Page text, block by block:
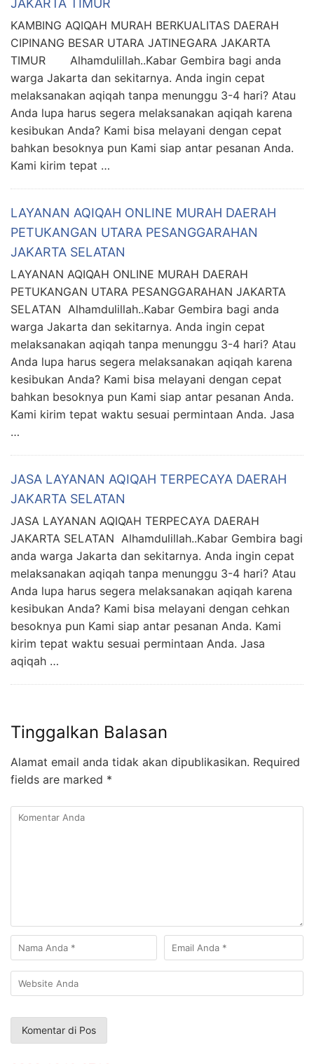
JAKARTA TIMUR
KAMBING AQIQAH MURAH BERKUALITAS DAERAH
CIPINANG BESAR UTARA JATINEGARA JAKARTA
TIMUR Alhamdulillah..Kabar Gembira bagi anda
warga Jakarta dan sekitarnya. Anda ingin cepat
melaksanakan aqiqah tanpa menunggu 3-4 hari? Atau
Anda lupa harus segera melaksanakan aqiqah karena
kesibukan Anda? Kami bisa melayani dengan cepat
bahkan besoknya pun Kami siap antar pesanan Anda.
Kami kirim tepat …
LAYANAN AQIQAH ONLINE MURAH DAERAH
PETUKANGAN UTARA PESANGGARAHAN
JAKARTA SELATAN
LAYANAN AQIQAH ONLINE MURAH DAERAH
PETUKANGAN UTARA PESANGGARAHAN JAKARTA
SELATAN Alhamdulillah..Kabar Gembira bagi anda
warga Jakarta dan sekitarnya. Anda ingin cepat
melaksanakan aqiqah tanpa menunggu 3-4 hari? Atau
Anda lupa harus segera melaksanakan aqiqah karena
kesibukan Anda? Kami bisa melayani dengan cepat
bahkan besoknya pun Kami siap antar pesanan Anda.
Kami kirim tepat waktu sesuai permintaan Anda. Jasa
…
JASA LAYANAN AQIQAH TERPECAYA DAERAH
JAKARTA SELATAN
JASA LAYANAN AQIQAH TERPECAYA DAERAH
JAKARTA SELATAN Alhamdulillah..Kabar Gembira bagi
anda warga Jakarta dan sekitarnya. Anda ingin cepat
melaksanakan aqiqah tanpa menunggu 3-4 hari? Atau
Anda lupa harus segera melaksanakan aqiqah karena
kesibukan Anda? Kami bisa melayani dengan cehkan
besoknya pun Kami siap antar pesanan Anda. Kami
kirim tepat waktu sesuai permintaan Anda. Jasa
aqiqah …
Tinggalkan Balasan
Alamat email anda tidak akan dipublikasikan. Required
fields are marked *